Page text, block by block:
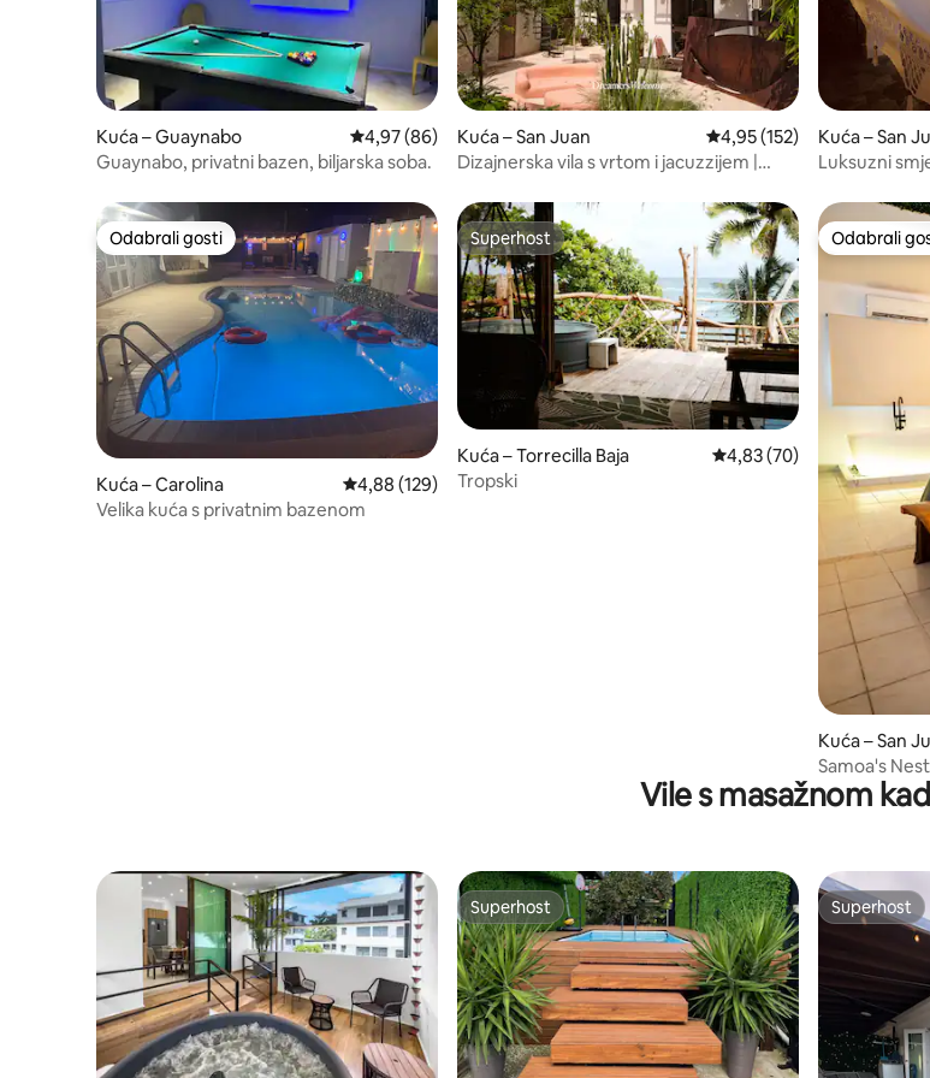
Kuća – Guaynabo Prosječna ocjena: 4,97/5, recenzija: 86
4,97 (86)
Guaynabo, privatni bazen, biljarska soba.
Kuća – San Juan Prosječna ocjena: 4,95/5,
4,95 (152)
Dizajnerska vila s vrtom i jacuzzijem |
Kuća – San
Luksuzni
Odabrali gosti
Odabrali gosti
Kuća – Carolina Prosječna ocjena: 4,88/5, recenzija: 129
4,88 (129)
Velika kuća s privatnim bazenom
Superhost
Superhost
Kuća – Torrecilla Baja Prosječna ocjena: 4,83/5,
4,83 (70)
Tropski
Odabrali
Odabrali
Kuća – San
Samoa's
najam
Vile s masažnom
Superhost
Superhost Superhost
Superhost